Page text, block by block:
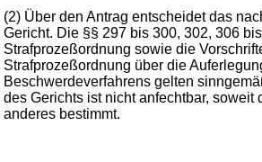
(2) Über den Antrag entscheidet das
Gericht. Die §§ 297 bis 300, 302, 306
Strafprozeßordnung sowie die
Strafprozeßordnung über die
Beschwerdeverfahrens gelten
des Gerichts ist nicht anfechtbar, soweit
anderes bestimmt.